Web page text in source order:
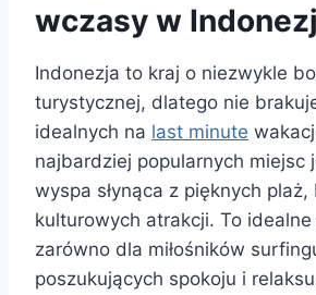
wczasy w
Indonezja to kraj o niezwykle
turystycznej, dlatego nie
idealnych na last minute
najbardziej popularnych miejsc
wyspa słynąca z pięknych
kulturowych atrakcji. To idealne
zarówno dla miłośników
poszukujących spokoju i